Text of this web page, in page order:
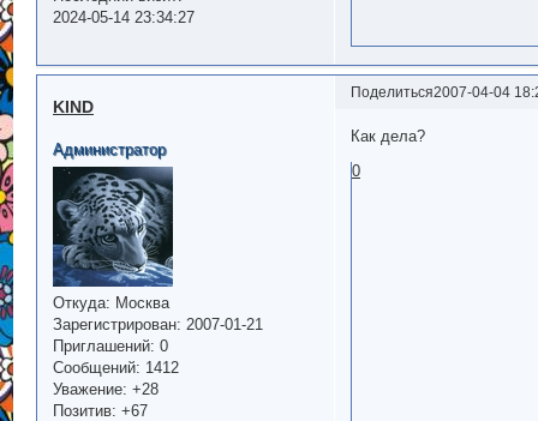
2024-05-14 23:34:27
Поделиться2007-04-04
KIND
Администратор
Откуда: Москва
Зарегистрирован: 2007-01-21
Приглашений: 0
Сообщений: 1412
Уважение: +28
Позитив: +67
Как дела?
0